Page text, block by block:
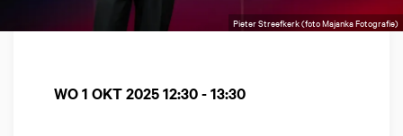
Pieter Streefkerk (foto Majanka Fotografie)
WO 1 OKT 202512:30 - 13:30